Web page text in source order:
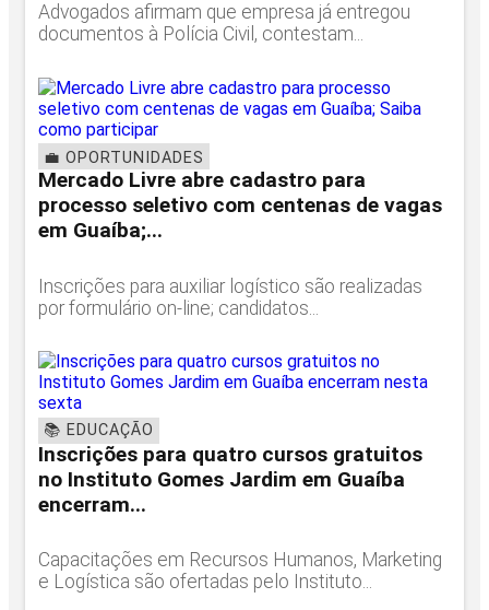
Advogados afirmam que empresa já entregou
documentos à Polícia Civil, contestam...
💼 OPORTUNIDADES
Mercado Livre abre cadastro para
processo seletivo com centenas de vagas
em Guaíba;...
Inscrições para auxiliar logístico são realizadas
por formulário on-line; candidatos...
📚 EDUCAÇÃO
Inscrições para quatro cursos gratuitos
no Instituto Gomes Jardim em Guaíba
encerram...
Capacitações em Recursos Humanos, Marketing
e Logística são ofertadas pelo Instituto...